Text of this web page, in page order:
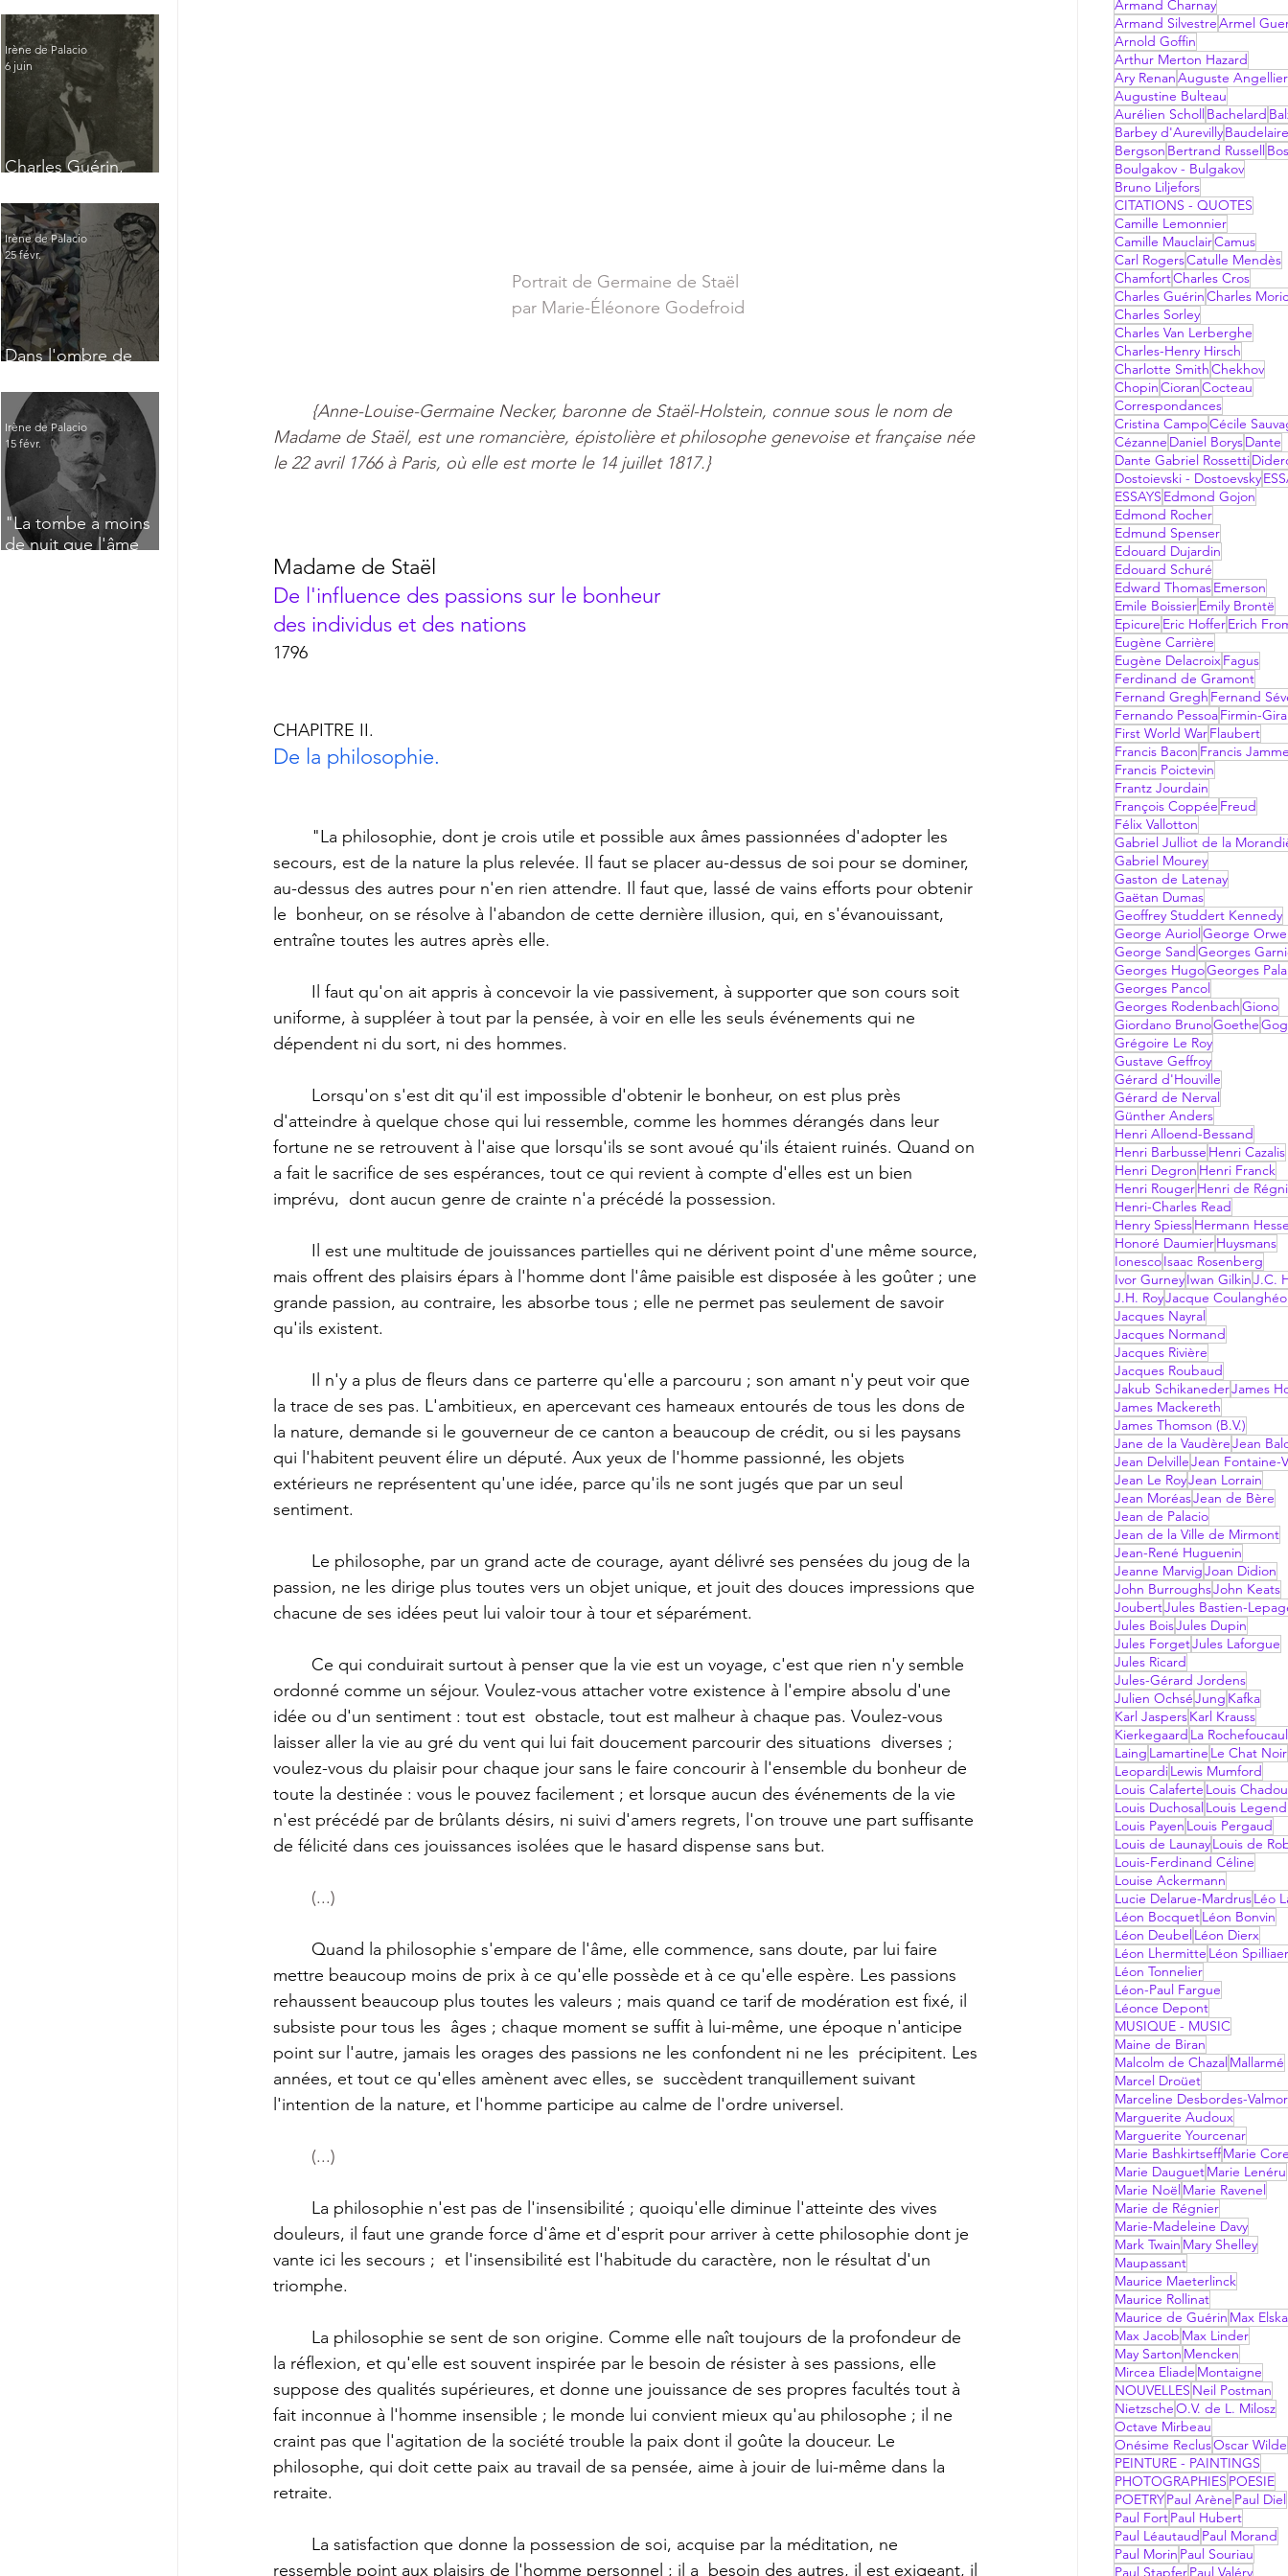
Charles Guérin,
Irène de Palacio
6 juin
Dans l'ombre de
Irène de Palacio
25 févr.
"La tombe a moins
de nuit que l'âme
Irène de Palacio
15 févr.
Portrait de Germaine de Staël
par Marie-Éléonore Godefroid
{Anne-Louise-Germaine Necker, baronne de Staël-Holstein, connue sous le nom de
Madame de Staël, est une romancière, épistolière et philosophe genevoise et française née
le 22 avril 1766 à Paris, où elle est morte le 14 juillet 1817.}
Madame de Staël
De l'influence des passions sur le bonheur
des individus et des nations
1796
CHAPITRE II.
De la philosophie.
secours, est de la nature la plus relevée. Il faut se placer au-dessus de soi pour se dominer,
au-dessus des autres pour n'en rien attendre. Il faut que, lassé de vains efforts pour obtenir
le  bonheur, on se résolve à l'abandon de cette dernière illusion, qui, en s'évanouissant,
entraîne toutes les autres après elle.
uniforme, à suppléer à tout par la pensée, à voir en elle les seuls événements qui ne
dépendent ni du sort, ni des hommes.
d'atteindre à quelque chose qui lui ressemble, comme les hommes dérangés dans leur
fortune ne se retrouvent à l'aise que lorsqu'ils se sont avoué qu'ils étaient ruinés. Quand on
a fait le sacrifice de ses espérances, tout ce qui revient à compte d'elles est un bien
imprévu,  dont aucun genre de crainte n'a précédé la possession.
mais offrent des plaisirs épars à l'homme dont l'âme paisible est disposée à les goûter ; une
grande passion, au contraire, les absorbe tous ; elle ne permet pas seulement de savoir
qu'ils existent.
la trace de ses pas. L'ambitieux, en apercevant ces hameaux entourés de tous les dons de
la nature, demande si le gouverneur de ce canton a beaucoup de crédit, ou si les paysans
qui l'habitent peuvent élire un député. Aux yeux de l'homme passionné, les objets
extérieurs ne représentent qu'une idée, parce qu'ils ne sont jugés que par un seul
sentiment.
passion, ne les dirige plus toutes vers un objet unique, et jouit des douces impressions que
chacune de ses idées peut lui valoir tour à tour et séparément.
ordonné comme un séjour. Voulez-vous attacher votre existence à l'empire absolu d'une
idée ou d'un sentiment : tout est  obstacle, tout est malheur à chaque pas. Voulez-vous
laisser aller la vie au gré du vent qui lui fait doucement parcourir des situations  diverses ;
voulez-vous du plaisir pour chaque jour sans le faire concourir à l'ensemble du bonheur de
toute la destinée : vous le pouvez facilement ; et lorsque aucun des événements de la vie
n'est précédé par de brûlants désirs, ni suivi d'amers regrets, l'on trouve une part suffisante
de félicité dans ces jouissances isolées que le hasard dispense sans but.
(...)
mettre beaucoup moins de prix à ce qu'elle possède et à ce qu'elle espère. Les passions
rehaussent beaucoup plus toutes les valeurs ; mais quand ce tarif de modération est fixé, il
subsiste pour tous les  âges ; chaque moment se suffit à lui-même, une époque n'anticipe
point sur l'autre, jamais les orages des passions ne les confondent ni ne les  précipitent. Les
années, et tout ce qu'elles amènent avec elles, se  succèdent tranquillement suivant
l'intention de la nature, et l'homme participe au calme de l'ordre universel.
	(...)
douleurs, il faut une grande force d'âme et d'esprit pour arriver à cette philosophie dont je
vante ici les secours ;  et l'insensibilité est l'habitude du caractère, non le résultat d'un
triomphe.
la réflexion, et qu'elle est souvent inspirée par le besoin de résister à ses passions, elle
suppose des qualités supérieures, et donne une jouissance de ses propres facultés tout à
fait inconnue à l'homme insensible ; le monde lui convient mieux qu'au philosophe ; il ne
craint pas que l'agitation de la société trouble la paix dont il goûte la douceur. Le
philosophe, qui doit cette paix au travail de sa pensée, aime à jouir de lui-même dans la
retraite.
ressemble point aux plaisirs de l'homme personnel ; il a  besoin des autres, il est exigeant, il
Armand Charnay
Armand SilvestreArmel
Arnold Goffin
Arthur Merton Hazard
Ary RenanAuguste Angellier
Augustine Bulteau
Aurélien Scholl Bachelard
Barbey d'AurevillyBaudelaire
Bergson Bertrand Russell
Boulgakov - Bulgakov
Bruno Liljefors
CITATIONS - QUOTES
Camille Lemonnier
Camille MauclairCamus
Carl RogersCatulle Mendès
ChamfortCharles Cros
Charles GuérinCharles
Charles Sorley
Charles Van Lerberghe
Charles-Henry Hirsch
Charlotte SmithChekhov
ChopinCioranCocteau
Correspondances
Cristina CampoCécile
Cézanne Daniel BorysDante
Dante Gabriel Rossetti
Dostoievski - Dostoevsky
ESSAYS Edmond Gojon
Edmond Rocher
Edmund Spenser
Edouard Dujardin
Edouard Schuré
Edward ThomasEmerson
Emile BoissierEmily Brontë
Epicure Eric HofferErich
Eugène Carrière
Eugène DelacroixFagus
Ferdinand de Gramont
Fernand Gregh Fernand
Fernando PessoaFirmin-
First World WarFlaubert
Francis Bacon Francis
Francis Poictevin
Frantz Jourdain
François Coppée Freud
Félix Vallotton
Gabriel Julliot de la
Gabriel Mourey
Gaston de Latenay
Gaëtan Dumas
Geoffrey Studdert Kennedy
George Auriol George
George Sand Georges
Georges HugoGeorges
Georges Pancol
Georges RodenbachGiono
Giordano BrunoGoethe
Grégoire Le Roy
Gustave Geffroy
Gérard d'Houville
Gérard de Nerval
Günther Anders
Henri Alloend-Bessand
Henri Barbusse Henri Cazalis
Henri Degron Henri Franck
Henri RougerHenri de
Henri-Charles Read
Henry SpiessHermann
Honoré DaumierHuysmans
IonescoIsaac Rosenberg
Ivor GurneyIwan GilkinJ.C.
J.H. RoyJacque
Jacques Nayral
Jacques Normand
Jacques Rivière
Jacques Roubaud
Jakub SchikanederJames
James Mackereth
James Thomson (B.V.)
Jane de la VaudèreJean
Jean DelvilleJean Fontaine-
Jean Le RoyJean Lorrain
Jean MoréasJean de Bère
Jean de Palacio
Jean de la Ville de Mirmont
Jean-René Huguenin
Jeanne MarvigJoan Didion
John BurroughsJohn Keats
JoubertJules Bastien-
Jules BoisJules Dupin
Jules ForgetJules Laforgue
Jules Ricard
Jules-Gérard Jordens
Julien OchséJung Kafka
Karl JaspersKarl Krauss
Kierkegaard La
Laing Lamartine Le Chat Noir
LeopardiLewis Mumford
Louis Calaferte Louis
Louis Duchosal Louis
Louis Payen Louis Pergaud
Louis de LaunayLouis de
Louis-Ferdinand Céline
Louise Ackermann
Lucie Delarue-MardrusLéo
Léon BocquetLéon Bonvin
Léon Deubel Léon Dierx
Léon Lhermitte Léon
Léon Tonnelier
Léon-Paul Fargue
Léonce Depont
MUSIQUE - MUSIC
Maine de Biran
Malcolm de Chazal Mallarmé
Marcel Droüet
Marceline Desbordes-
Marguerite Audoux
Marguerite Yourcenar
Marie BashkirtseffMarie
Marie DauguetMarie Lenéru
Marie Noël Marie Ravenel
Marie de Régnier
Marie-Madeleine Davy
Mark Twain Mary Shelley
Maupassant
Maurice Maeterlinck
Maurice Rollinat
Maurice de Guérin Max
Max Jacob Max Linder
May Sarton Mencken
Mircea Eliade Montaigne
NOUVELLES Neil Postman
NietzscheO.V. de L. Milosz
Octave Mirbeau
Onésime ReclusOscar Wilde
PEINTURE - PAINTINGS
PHOTOGRAPHIES POESIE
POETRYPaul Arène Paul Diel
Paul FortPaul Hubert
Paul Léautaud Paul Morand
Paul Morin Paul Souriau